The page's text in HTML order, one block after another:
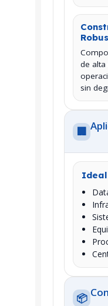
de alta
sin
🏢
📦